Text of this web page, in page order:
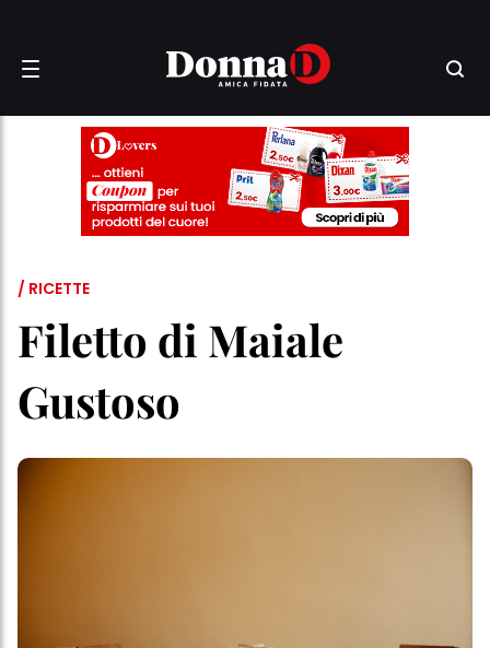
/ RICETTE
Filetto di Maiale
Gustoso